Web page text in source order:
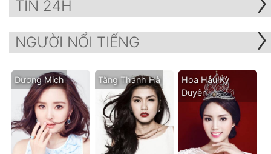
TIN 24H
NGƯỜI NỔI TIẾNG
Dương Mịch Tăng Thanh Hà
Hoa Hậu Kỳ
Duyên